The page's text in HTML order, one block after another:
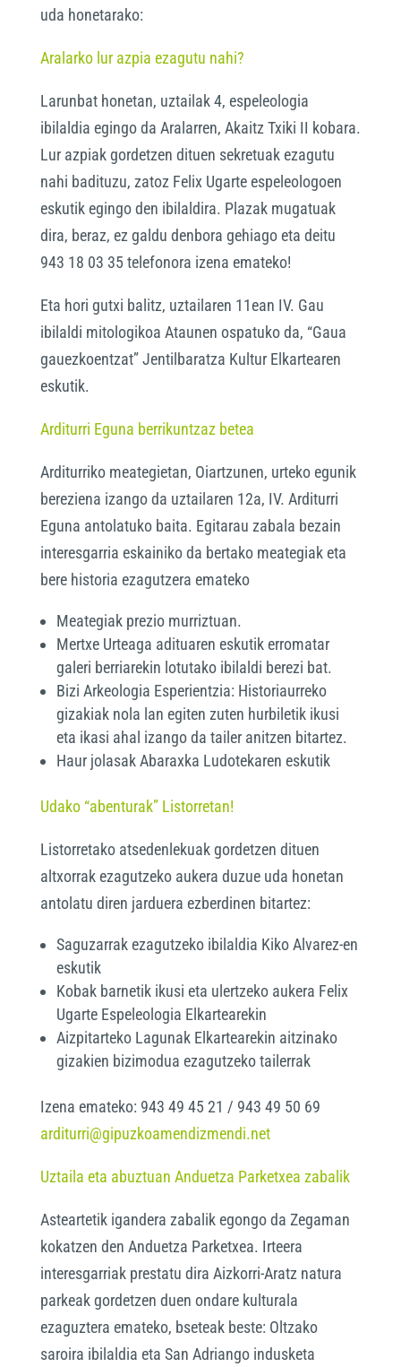
uda honetarako:
Aralarko lur azpia ezagutu nahi?
Larunbat honetan, uztailak 4, espeleologia
ibilaldia egingo da Aralarren, Akaitz Txiki II kobara.
Lur azpiak gordetzen dituen sekretuak ezagutu
nahi badituzu, zatoz Felix Ugarte espeleologoen
eskutik egingo den ibilaldira. Plazak mugatuak
dira, beraz, ez galdu denbora gehiago eta deitu
943 18 03 35 telefonora izena emateko!
Eta hori gutxi balitz, uztailaren 11ean IV. Gau
ibilaldi mitologikoa Ataunen ospatuko da, “Gaua
gauezkoentzat” Jentilbaratza Kultur Elkartearen
eskutik.
Arditurri Eguna berrikuntzaz betea
Arditurriko meategietan, Oiartzunen, urteko egunik
bereziena izango da uztailaren 12a, IV. Arditurri
Eguna antolatuko baita. Egitarau zabala bezain
interesgarria eskainiko da bertako meategiak eta
bere historia ezagutzera emateko
Meategiak prezio murriztuan.
Mertxe Urteaga adituaren eskutik erromatar
galeri berriarekin lotutako ibilaldi berezi bat.
Bizi Arkeologia Esperientzia: Historiaurreko
gizakiak nola lan egiten zuten hurbiletik ikusi
eta ikasi ahal izango da tailer anitzen bitartez.
Haur jolasak Abaraxka Ludotekaren eskutik
Udako “abenturak” Listorretan!
Listorretako atsedenlekuak gordetzen dituen
altxorrak ezagutzeko aukera duzue uda honetan
antolatu diren jarduera ezberdinen bitartez:
Saguzarrak ezagutzeko ibilaldia Kiko Alvarez-en
eskutik
Kobak barnetik ikusi eta ulertzeko aukera Felix
Ugarte Espeleologia Elkartearekin
Aizpitarteko Lagunak Elkartearekin aitzinako
gizakien bizimodua ezagutzeko tailerrak
Izena emateko: 943 49 45 21 / 943 49 50 69
arditurri@gipuzkoamendizmendi.net
Uztaila eta abuztuan Anduetza Parketxea zabalik
Asteartetik igandera zabalik egongo da Zegaman
kokatzen den Anduetza Parketxea. Irteera
interesgarriak prestatu dira Aizkorri-Aratz natura
parkeak gordetzen duen ondare kulturala
ezaguztera emateko, bseteak beste: Oltzako
saroira ibilaldia eta San Adriango indusketa